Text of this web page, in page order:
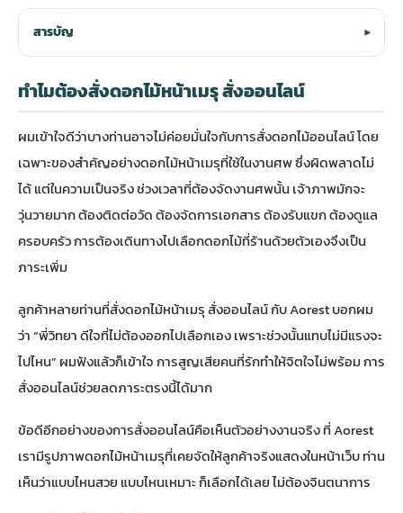
สารบัญ ▾
ทำไมต้องสั่งดอกไม้หน้าเมรุ สั่งออนไลน์
ผมเข้าใจดีว่าบางท่านอาจไม่ค่อยมั่นใจกับการสั่งดอกไม้ออนไลน์ โดย
เฉพาะของสำคัญอย่างดอกไม้หน้าเมรุที่ใช้ในงานศพ ซึ่งผิดพลาดไม่
ได้ แต่ในความเป็นจริง ช่วงเวลาที่ต้องจัดงานศพนั้น เจ้าภาพมักจะ
วุ่นวายมาก ต้องติดต่อวัด ต้องจัดการเอกสาร ต้องรับแขก ต้องดูแล
ครอบครัว การต้องเดินทางไปเลือกดอกไม้ที่ร้านด้วยตัวเองจึงเป็น
ภาระเพิ่ม
ลูกค้าหลายท่านที่สั่งดอกไม้หน้าเมรุ สั่งออนไลน์ กับ Aorest บอกผม
ว่า “พี่วิทยา ดีใจที่ไม่ต้องออกไปเลือกเอง เพราะช่วงนั้นแทบไม่มีแรงจะ
ไปไหน” ผมฟังแล้วก็เข้าใจ การสูญเสียคนที่รักทำให้จิตใจไม่พร้อม การ
สั่งออนไลน์ช่วยลดภาระตรงนี้ได้มาก
ข้อดีอีกอย่างของการสั่งออนไลน์คือเห็นตัวอย่างงานจริง ที่ Aorest
เรามีรูปภาพดอกไม้หน้าเมรุที่เคยจัดให้ลูกค้าจริงแสดงในหน้าเว็บ ท่าน
เห็นว่าแบบไหนสวย แบบไหนเหมาะ ก็เลือกได้เลย ไม่ต้องจินตนาการ